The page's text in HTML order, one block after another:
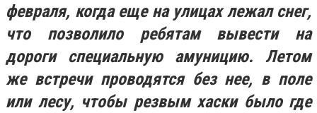
февраля, когда еще на улицах лежал снег,
что позволило ребятам вывести на
дороги специальную амуницию. Летом
же встречи проводятся без нее, в поле
или лесу, чтобы резвым хаски было где